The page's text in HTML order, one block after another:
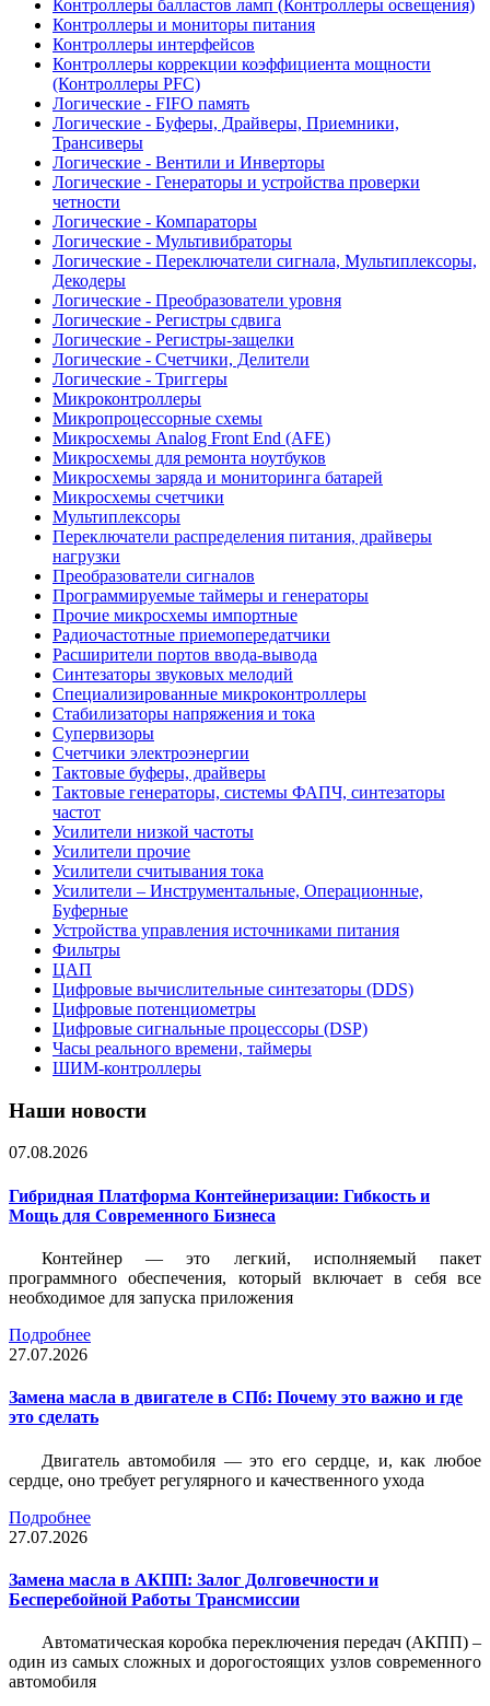
Контроллеры балластов ламп (Контроллеры освещения)
Контроллеры и мониторы питания
Контроллеры интерфейсов
Контроллеры коррекции коэффициента мощности
(Контроллеры PFC)
Логические - FIFO память
Логические - Буферы, Драйверы, Приемники,
Трансиверы
Логические - Вентили и Инверторы
Логические - Генераторы и устройства проверки
четности
Логические - Компараторы
Логические - Мультивибраторы
Логические - Переключатели сигнала, Мультиплексоры,
Декодеры
Логические - Преобразователи уровня
Логические - Регистры сдвига
Логические - Регистры-защелки
Логические - Счетчики, Делители
Логические - Триггеры
Микроконтроллеры
Микропроцессорные схемы
Микросхемы Analog Front End (AFE)
Микросхемы для ремонта ноутбуков
Микросхемы заряда и мониторинга батарей
Микросхемы счетчики
Мультиплексоры
Переключатели распределения питания, драйверы
нагрузки
Преобразователи сигналов
Программируемые таймеры и генераторы
Прочие микросхемы импортные
Радиочастотные приемопередатчики
Расширители портов ввода-вывода
Синтезаторы звуковых мелодий
Специализированные микроконтроллеры
Стабилизаторы напряжения и тока
Супервизоры
Счетчики электроэнергии
Тактовые буферы, драйверы
Тактовые генераторы, системы ФАПЧ, синтезаторы
частот
Усилители низкой частоты
Усилители прочие
Усилители считывания тока
Усилители – Инструментальные, Операционные,
Буферные
Устройства управления источниками питания
Фильтры
ЦАП
Цифровые вычислительные синтезаторы (DDS)
Цифровые потенциометры
Цифровые сигнальные процессоры (DSP)
Часы реального времени, таймеры
ШИМ-контроллеры
Наши новости
07.08.2026
Гибридная Платформа Контейнеризации: Гибкость и
Мощь для Современного Бизнеса
Контейнер — это легкий, исполняемый пакет
программного обеспечения, который включает в себя все
необходимое для запуска приложения
Подробнее
27.07.2026
Замена масла в двигателе в СПб: Почему это важно и где
это сделать
Двигатель автомобиля — это его сердце, и, как любое
сердце, оно требует регулярного и качественного ухода
Подробнее
27.07.2026
Замена масла в АКПП: Залог Долговечности и
Бесперебойной Работы Трансмиссии
Автоматическая коробка переключения передач (АКПП) –
один из самых сложных и дорогостоящих узлов современного
автомобиля